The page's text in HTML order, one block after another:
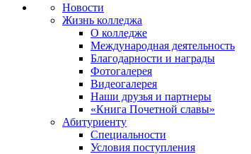
Новости
Жизнь колледжа
О колледже
Международная деятельность
Благодарности и награды
Фотогалерея
Видеогалерея
Наши друзья и партнеры
«Книга Почетной славы»
Абитуриенту
Специальности
Условия поступления